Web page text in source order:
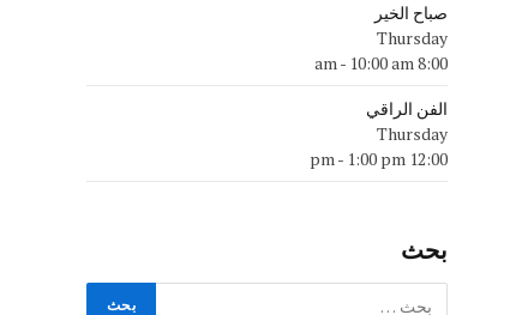
صباح الخير
Thursday
8:00 am
- 10:00 am
الفن الراقي
Thursday
12:00 pm
- 1:00 pm
بحث